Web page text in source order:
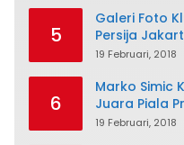
5
Galeri Foto
Persija
19 Februari, 2018
6
Marko Simic
Juara Piala
19 Februari, 2018